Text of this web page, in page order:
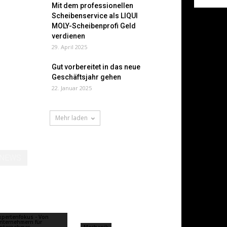
Mit dem professionellen
Scheibenservice als LIQUI
MOLY-Scheibenprofi Geld
verdienen
29. April 2025
Gut vorbereitet in das neue
Geschäftsjahr gehen
22. Januar 2025
Mehr laden
- Von
für